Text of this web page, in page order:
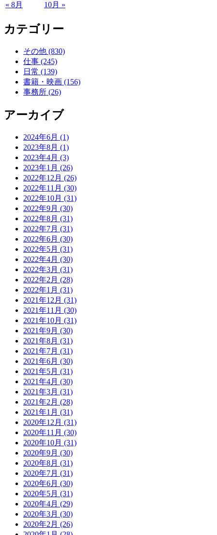
« 8月 10月 »
カテゴリー
その他 (830)
仕事 (245)
日常 (139)
書籍・映画 (156)
事務所 (26)
アーカイブ
2024年6月 (1)
2023年8月 (1)
2023年4月 (3)
2023年1月 (26)
2022年12月 (26)
2022年11月 (30)
2022年10月 (31)
2022年9月 (30)
2022年8月 (31)
2022年7月 (31)
2022年6月 (30)
2022年5月 (31)
2022年4月 (30)
2022年3月 (31)
2022年2月 (28)
2022年1月 (31)
2021年12月 (31)
2021年11月 (30)
2021年10月 (31)
2021年9月 (30)
2021年8月 (31)
2021年7月 (31)
2021年6月 (30)
2021年5月 (31)
2021年4月 (30)
2021年3月 (31)
2021年2月 (28)
2021年1月 (31)
2020年12月 (31)
2020年11月 (30)
2020年10月 (31)
2020年9月 (30)
2020年8月 (31)
2020年7月 (31)
2020年6月 (30)
2020年5月 (31)
2020年4月 (29)
2020年3月 (30)
2020年2月 (26)